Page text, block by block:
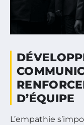
D’ÉQUIPE
L’empathie